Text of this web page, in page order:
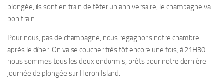
plongée, ils sont en train de fêter un anniversaire, le champagne va
bon train !
Pour nous, pas de champagne, nous regagnons notre chambre
après le dîner. On va se coucher très tôt encore une fois, à 21H30
nous sommes tous les deux endormis, prêts pour notre dernière
journée de plongée sur Heron Island.